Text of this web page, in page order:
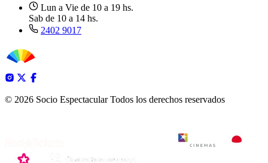
Lun a Vie de 10 a 19 hs.
Sab de 10 a 14 hs.
2402 9017
© 2026 Socio Espectacular Todos los derechos reservados